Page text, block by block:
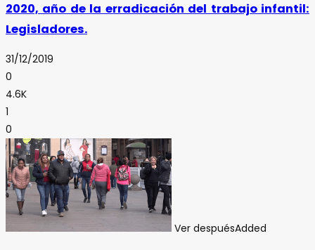
2020, año de la erradicación del trabajo infantil:
Legisladores.
31/12/2019
0
4.6K
1
0
Ver despuésAdded